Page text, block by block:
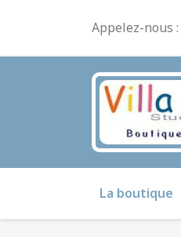
Appelez-nous :
La boutique